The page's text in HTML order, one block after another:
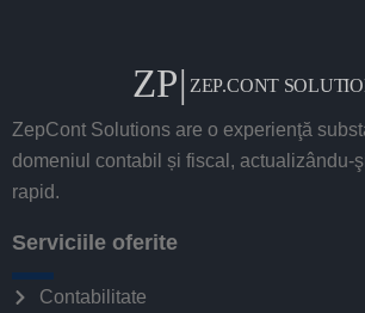
ZepCont Solutions are o experienţă
domeniul contabil și fiscal, actualizându-
rapid.
Serviciile oferite
Contabilitate